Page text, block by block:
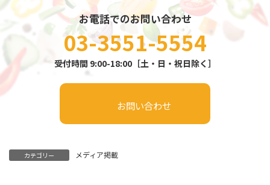
お電話でのお問い合わせ
03-3551-5554
受付時間 9:00-18:00［土・日・祝日除く］
お問い合わせ
カテゴリー メディア掲載